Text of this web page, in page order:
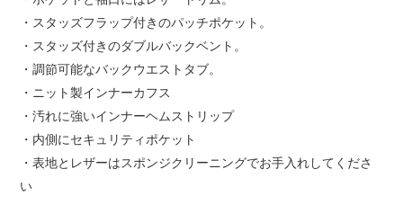
・スタッズフラップ付きのパッチポケット。
・スタッズ付きのダブルバックベント。
・調節可能なバックウエストタブ。
・ニット製インナーカフス
・汚れに強いインナーヘムストリップ
・内側にセキュリティポケット
・表地とレザーはスポンジクリーニングでお手入れしてくださ
い